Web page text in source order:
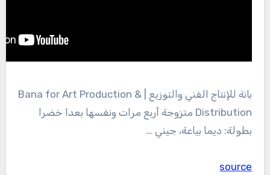
بانة للإنتاج الفني والتوزيع | Bana for Art Production &
Distribution متزوجة أربع مرات ونفسها بعدا خضرا
بطولة: ديما بياعة، جيني …
source